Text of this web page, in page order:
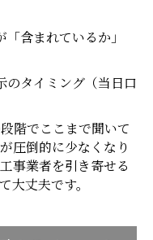
含まれているか」
のタイミング（当日口
階でここまで聞いて
圧倒的に少なくなり
事業者を引き寄せる
大丈夫です。